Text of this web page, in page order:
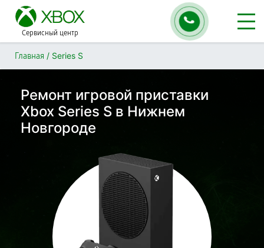
Сервисный центр
Главная / Series S
Ремонт игровой приставки
Xbox Series S в Нижнем
Новгороде